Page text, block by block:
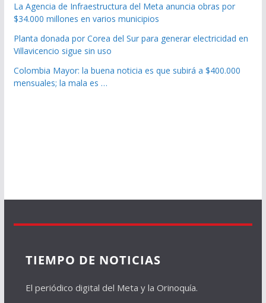
La Agencia de Infraestructura del Meta anuncia obras por
$34.000 millones en varios municipios
Planta donada por Corea del Sur para generar electricidad en
Villavicencio sigue sin uso
Colombia Mayor: la buena noticia es que subirá a $400.000
mensuales; la mala es …
TIEMPO DE NOTICIAS
El periódico digital del Meta y la Orinoquía.